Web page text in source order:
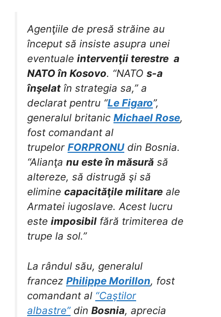
Agenţiile de presă străine au
început să insiste asupra unei
eventuale intervenţii terestre a
NATO în Kosovo. “NATO s-a
înşelat în strategia sa,” a
declarat pentru “Le Figaro”,
generalul britanic Michael Rose,
fost comandant al
trupelor FORPRONU din Bosnia.
“Alianţa nu este în măsură să
altereze, să distrugă şi să
elimine capacităţile militare ale
Armatei iugoslave. Acest lucru
este imposibil fără trimiterea de
trupe la sol.”
La rândul său, generalul
francez Philippe Morillon, fost
comandant al “Caştilor
albastre”din Bosnia, aprecia